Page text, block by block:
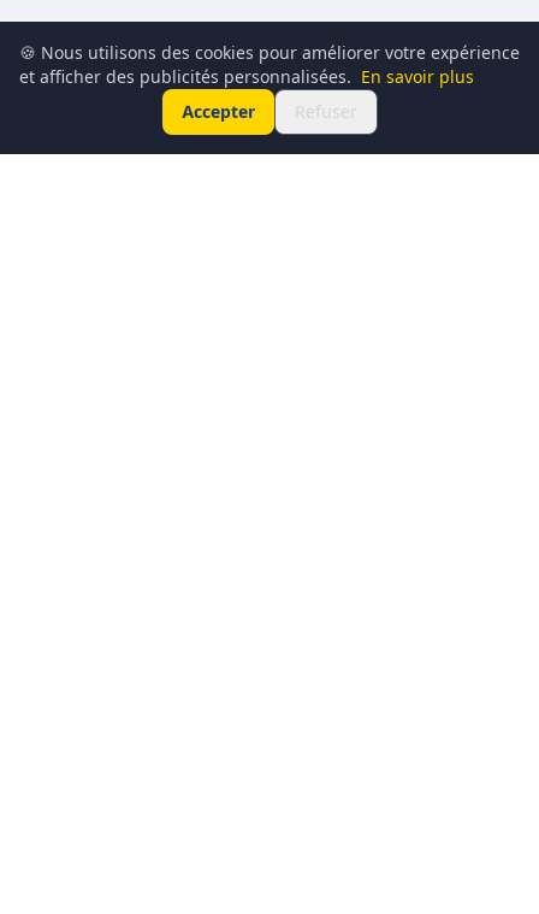
🍪 Nous utilisons des cookies pour améliorer votre expérience
et afficher des publicités personnalisées. En savoir plus
Accepter
Refuser